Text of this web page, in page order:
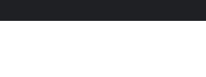
esgota diariamente no castelo de Santa Maria da Feira